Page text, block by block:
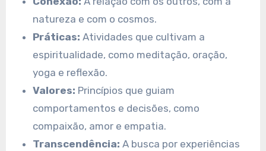
natureza e com o cosmos.
Práticas: Atividades que cultivam a
espiritualidade, como meditação, oração,
yoga e reflexão.
Valores: Princípios que guiam
comportamentos e decisões, como
compaixão, amor e empatia.
Transcendência: A busca por experiências